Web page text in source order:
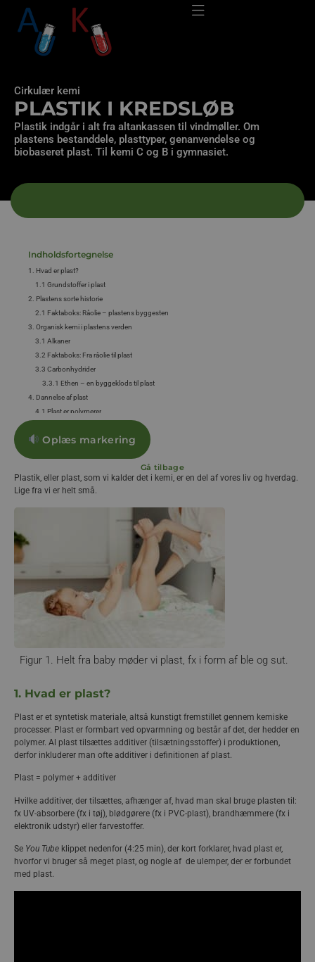
Cirkulær kemi
PLASTIK I KREDSLØB
Plastik indgår i alt fra altankassen til vindmøller. Om
plastens bestanddele, plasttyper, genanvendelse og
biobaseret plast. Til kemi C og B i gymnasiet.
Plastik, eller plast, som vi kalder det i kemi, er en del af vores liv og hverdag.
Lige fra vi er helt små.
Figur 1. Helt fra baby møder vi plast, fx i form af ble og sut.
1. Hvad er plast?
Plast er et syntetisk materiale, altså kunstigt fremstillet gennem kemiske
processer. Plast er formbart ved opvarmning og består af det, der hedder en
polymer. Al plast tilsættes additiver (tilsætningsstoffer) i produktionen,
derfor inkluderer man ofte additiver i definitionen af plast.
Plast = polymer + additiver
Hvilke additiver, der tilsættes, afhænger af, hvad man skal bruge plasten til:
fx UV-absorbere (fx i tøj), blødgørere (fx i PVC-plast), brandhæmmere (fx i
elektronik udstyr) eller farvestoffer.
Se You Tube klippet nedenfor (4:25 min), der kort forklarer, hvad plast er,
hvorfor vi bruger så meget plast, og nogle af de ulemper, der er forbundet
med plast.
Gå tilbage
Oplæs markering
Indholdsfortegnelse
1. Hvad er plast?
1.1 Grundstoffer i plast
2. Plastens sorte historie
2.1 Faktaboks: Råolie – plastens byggesten
3. Organisk kemi i plastens verden
3.1 Alkaner
3.2 Faktaboks: Fra råolie til plast
3.3 Carbonhydrider
3.3.1 Ethen – en byggeklods til plast
4. Dannelse af plast
4.1 Plast er polymerer
Forsøg 1. Lav en hoppebold ved en polymeriseringsreaktion
5. Inddeling af plast
5.3 Faktaboks: Kemi i klædeskabet – hvad er der i dit tøj? af Inge Kiel Hermanns
5.4 Forskningsfortælling: Kemi i klædeskabet af Inge Kiel Hermanns
Forsøg med biobaseret plast (fra eksterne)
Forsøg 2: Identifikation af plasttyper
8. Genanvendelse af plast
8.1 Genbrug eller genanvendelse?
8.2 Mekanisk genanvendelse af plast
Forsøg 3: Recycling af polyester-tekstiler med CO
8.5 Forskningsfortælling: Når kemisk genanvendelse, start-up virksomhed og beskyttelse af havmiljø går hånd i hånd.